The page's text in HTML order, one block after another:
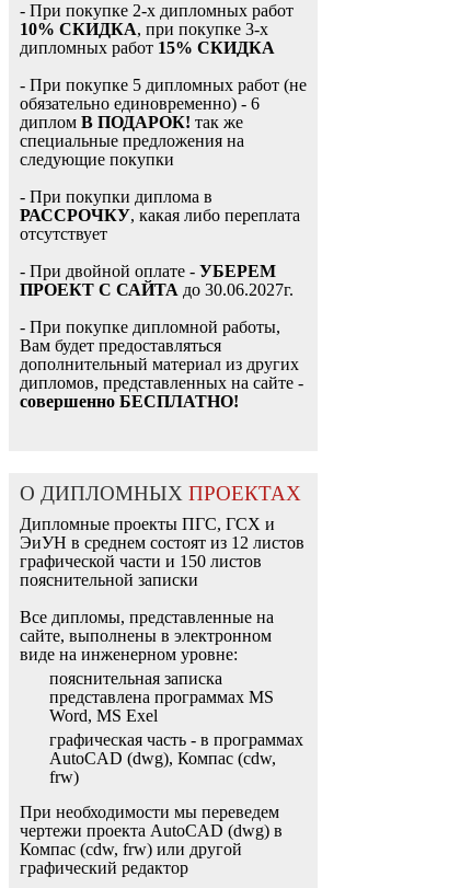
- При покупке 2-х дипломных работ
10% СКИДКА, при покупке 3-х
дипломных работ 15% СКИДКА
- При покупке 5 дипломных работ (не
обязательно единовременно) - 6
диплом В ПОДАРОК! так же
специальные предложения на
следующие покупки
- При покупки диплома в
РАССРОЧКУ, какая либо переплата
отсутствует
- При двойной оплате - УБЕРЕМ
ПРОЕКТ С САЙТА до 30.06.2027г.
- При покупке дипломной работы,
Вам будет предоставляться
дополнительный материал из других
дипломов, представленных на сайте -
совершенно БЕСПЛАТНО!
О ДИПЛОМНЫХ ПРОЕКТАХ
Дипломные проекты ПГС, ГСХ и
ЭиУН в среднем состоят из 12 листов
графической части и 150 листов
пояснительной записки
Все дипломы, представленные на
сайте, выполнены в электронном
виде на инженерном уровне:
пояснительная записка
представлена программах MS
Word, MS Exel
графическая часть - в программах
AutoCAD (dwg), Компас (cdw,
frw)
При необходимости мы переведем
чертежи проекта AutoCAD (dwg) в
Компас (cdw, frw) или другой
графический редактор